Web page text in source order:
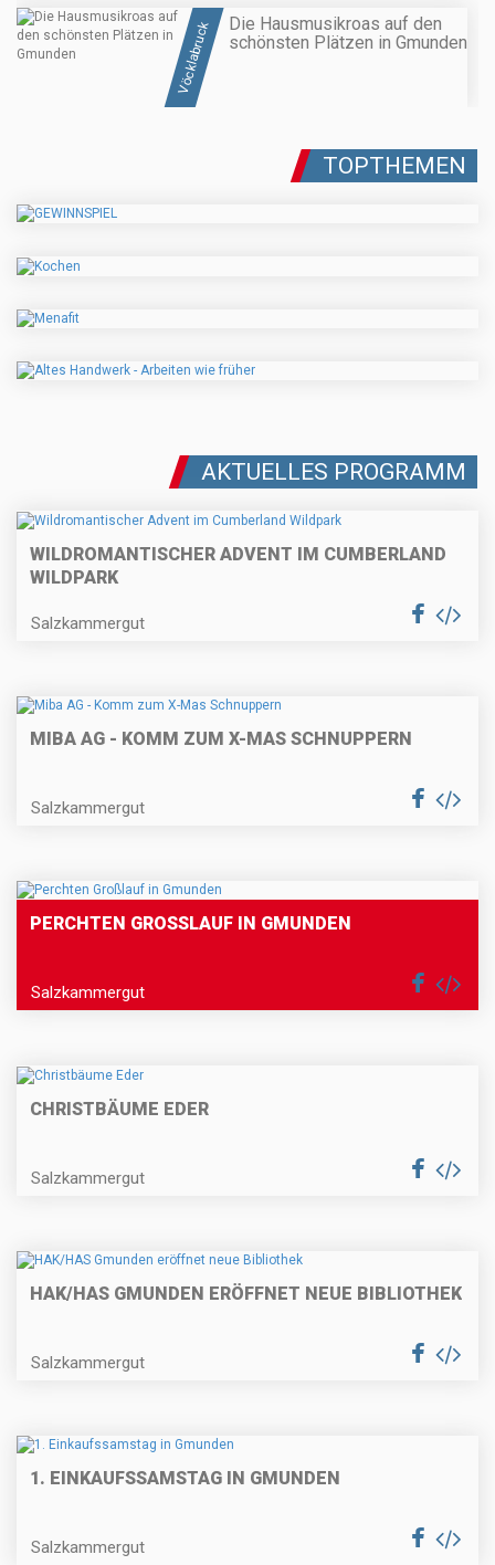
Vöcklabruck
Die Hausmusikroas auf den
schönsten Plätzen in Gmunden
TOPTHEMEN
AKTUELLES PROGRAMM
WILDROMANTISCHER ADVENT IM CUMBERLAND
WILDPARK
Salzkammergut
MIBA AG - KOMM ZUM X-MAS SCHNUPPERN
Salzkammergut
PERCHTEN GROSSLAUF IN GMUNDEN
Salzkammergut
CHRISTBÄUME EDER
Salzkammergut
HAK/HAS GMUNDEN ERÖFFNET NEUE BIBLIOTHEK
Salzkammergut
1. EINKAUFSSAMSTAG IN GMUNDEN
Salzkammergut